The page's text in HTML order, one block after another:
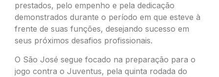
prestados, pelo empenho e pela dedicação
demonstrados durante o período em que esteve à
frente de suas funções, desejando sucesso em
seus próximos desafios profissionais.
O São José segue focado na preparação para o
jogo contra o Juventus, pela quinta rodada do